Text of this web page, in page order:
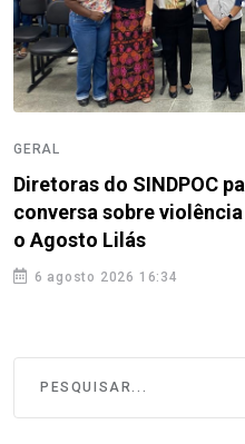
GERAL
Diretoras do SINDPOC
conversa sobre
o Agosto Lilás
6 agosto 2026 16:34